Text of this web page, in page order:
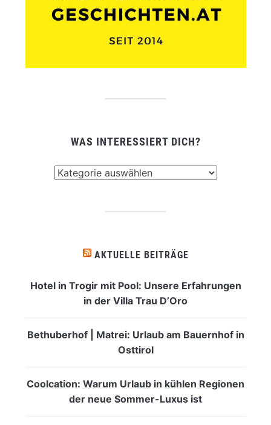
WAS INTERESSIERT DICH?
AKTUELLE BEITRÄGE
Hotel in Trogir mit Pool: Unsere Erfahrungen
in der Villa Trau D’Oro
Bethuberhof | Matrei: Urlaub am Bauernhof in
Osttirol
Coolcation: Warum Urlaub in kühlen Regionen
der neue Sommer-Luxus ist